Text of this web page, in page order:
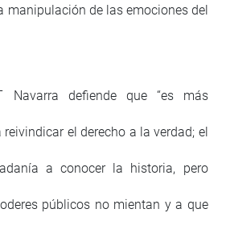
manipulación de las emociones del
Navarra defiende que “es más
el derecho a la verdad; el
a conocer la historia, pero
públicos no mientan y a que